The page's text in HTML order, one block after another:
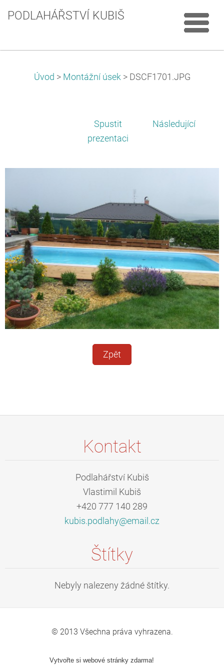
PODLAHÁŘSTVÍ KUBIŠ
Úvod > Montážní úsek > DSCF1701.JPG
Spustit
prezentaci
Následující
Zpět
Kontakt
Podlahářství Kubiš
Vlastimil Kubiš
+420 777 140 289
kubis.podlahy@email.cz
Štítky
Nebyly nalezeny žádné štítky.
© 2013 Všechna práva vyhrazena.
Vytvořte si webové stránky zdarma!